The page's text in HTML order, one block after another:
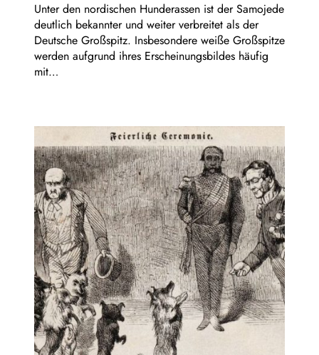
Unter den nordischen Hunderassen ist der Samojede
deutlich bekannter und weiter verbreitet als der
Deutsche Großspitz. Insbesondere weiße Großspitze
werden aufgrund ihres Erscheinungsbildes häufig
mit…